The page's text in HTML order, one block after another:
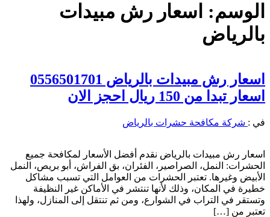
الوسم: اسعار رش مبيدات
بالرياض
اسعار رش مبيدات بالرياض 0556501701
اسعار تبدا من 150 ريال احجز الان
في : شركة مكافحة حشرات بالرياض
اسعار رش مبيدات بالرياض نقدم أفضل الأسعار لمكافحة جميع
الحشرات: النمل، الصراصير، الفئران، بق الفراش، أبو بريص، النمل
الأبيض وغيرها. تعتبر الحشرات من العوامل التي تسبب مشاكل
خطيرة في المكان، وذلك لأنها تنتشر في الأماكن غير النظيفة
وتستقر في التراب في الشوارع، ومن ثم تنتقل إلى المنازل، ولهذا
تعتبر من […]